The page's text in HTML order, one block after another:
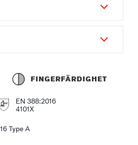
4038.pdf
GUIDE 4038.pdf
FINGERFÄRDIGHET
EN 388:2016
4101X
Type A